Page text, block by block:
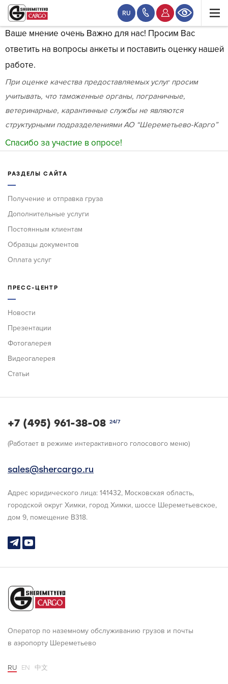
RU
Ваше мнение очень Важно для нас! Просим Вас
ответить на вопросы анкеты и поставить оценку нашей
работе.
При оценке качества предоставляемых услуг просим
учитывать, что таможенные органы, пограничные,
ветеринарные, карантинные службы не являются
структурными подразделениями АО “Шереметьево-Карго”
Спасибо за участие в опросе!
РАЗДЕЛЫ САЙТА
Получение и отправка груза
Дополнительные услуги
Постоянным клиентам
Образцы документов
Оплата услуг
ПРЕСС-ЦЕНТР
Новости
Презентации
Фотогалерея
Видеогалерея
Статьи
+7 (495) 961-38-08 24/7
(Работает в режиме интерактивного голосового меню)
sales@shercargo.ru
Адрес юридического лица: 141432, Московская область,
городской округ Химки, город Химки, шоссе Шереметьевское,
дом 9, помещение В318.
Оператор по наземному обслуживанию грузов и почты
в аэропорту Шереметьево
RU EN 中文